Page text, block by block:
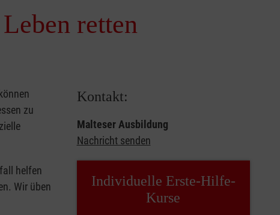
retten
zu
helfen
Wir üben
Kontakt:
Malteser Ausbildung
Nachricht senden
Individuelle Erste-Hilfe-
Kurse